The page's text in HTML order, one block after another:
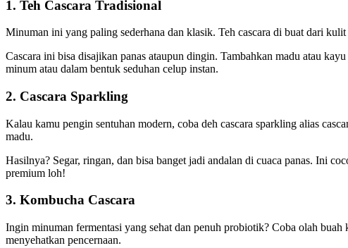
1. Teh Cascara Tradisional
Minuman ini yang paling sederhana dan klasik. Teh cascara di buat dari kulit
Cascara ini bisa disajikan panas ataupun dingin. Tambahkan madu atau
minum atau dalam bentuk seduhan celup instan.
2. Cascara Sparkling
Kalau kamu pengin sentuhan modern, coba deh cascara sparkling alias
madu.
Hasilnya? Segar, ringan, dan bisa banget jadi andalan di cuaca panas. Ini
premium loh!
3. Kombucha Cascara
Ingin minuman fermentasi yang sehat dan penuh probiotik? Coba olah
menyehatkan pencernaan.